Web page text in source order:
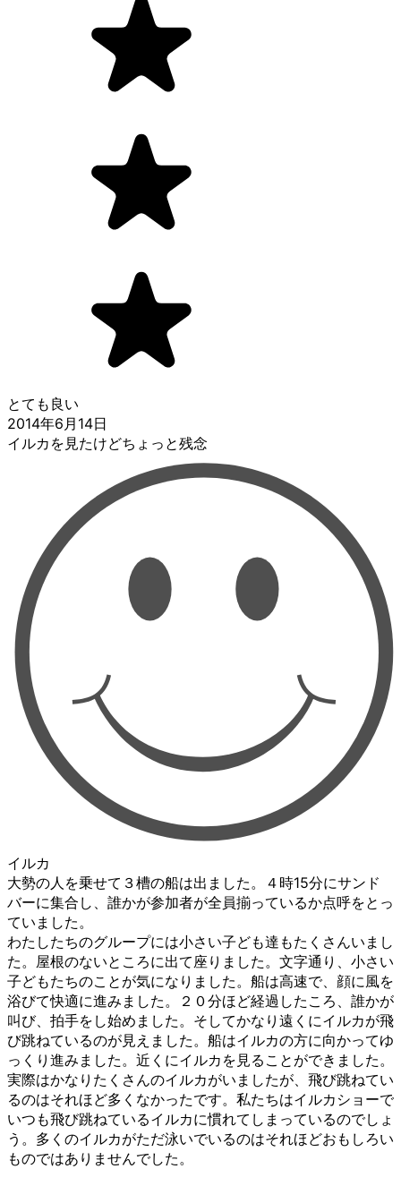
とても良い
2014年6月14日
イルカを見たけどちょっと残念
イルカ
大勢の人を乗せて３槽の船は出ました。４時15分にサンド
バーに集合し、誰かが参加者が全員揃っているか点呼をとっ
ていました。
わたしたちのグループには小さい子ども達もたくさんいまし
た。屋根のないところに出て座りました。文字通り、小さい
子どもたちのことが気になりました。船は高速で、顔に風を
浴びて快適に進みました。２０分ほど経過したころ、誰かが
叫び、拍手をし始めました。そしてかなり遠くにイルカが飛
び跳ねているのが見えました。船はイルカの方に向かってゆ
っくり進みました。近くにイルカを見ることができました。
実際はかなりたくさんのイルカがいましたが、飛び跳ねてい
るのはそれほど多くなかったです。私たちはイルカショーで
いつも飛び跳ねているイルカに慣れてしまっているのでしょ
う。多くのイルカがただ泳いでいるのはそれほどおもしろい
ものではありませんでした。